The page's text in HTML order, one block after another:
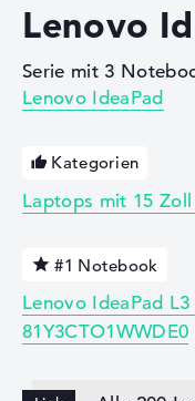
Lenovo
Serie mit 3
Lenovo IdeaPad
Kategorien
Laptops mit 15
#1 Notebook
Lenovo IdeaPad
81Y3CTO1WWDE0